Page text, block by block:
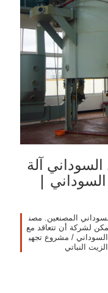
آلة
|
المصنعين. مصن
لشركة أن تتعاقد مع
/ مشروع تجهي
النباتي